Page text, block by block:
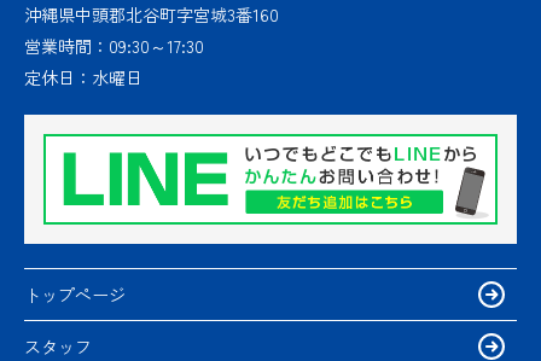
沖縄県中頭郡北谷町字宮城3番160
営業時間： 09:30～17:30
定休日： 水曜日
トップページ
スタッフ